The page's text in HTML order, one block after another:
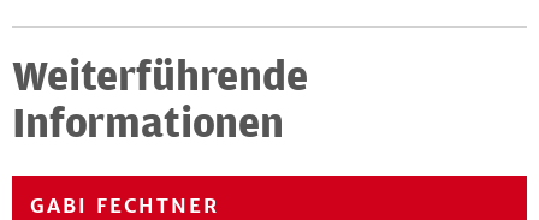
Weiterführende
Informationen
GABI FECHTNER